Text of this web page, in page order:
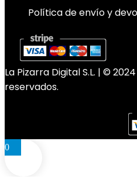
Política de envío y
La Pizarra Digital S.L. | ©
reservados.
0